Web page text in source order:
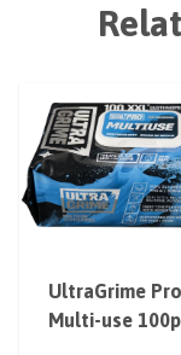
UltraGrime Pro
Multi-use 100p